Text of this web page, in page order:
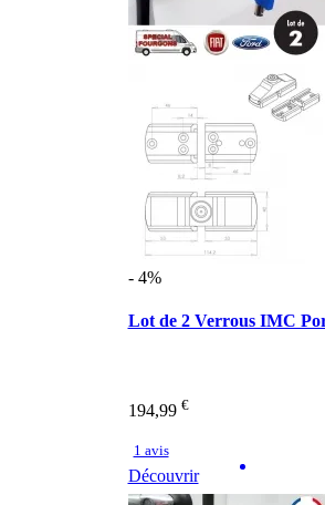
- 4%
Lot de 2 Verrous IMC
194,99 €
1 avis
Découvrir